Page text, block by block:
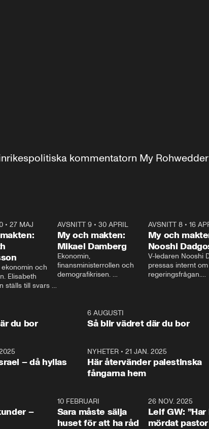
kommentatorn My
•27 MAJ
ekonomin och
Elisabeth
ställs till svars
AVSNITT 9• 30 APRIL
My och makten:
Mikael Damberg
Ekonomin,
finansministerrollen och
demografikrisen.
och Makten.
AVSNITT 8• 16
My och
Nooshi
V-ledaren Nooshi
pressas internt om
regeringsfrågan.
– Vi ställer upp i
vara med så sitter
1:06
du bor
6 AUGUSTI
Så blir vädret där du bor
– då hyllas
NYHETER •21 JAN. 2025
Här återvänder palestinska
fångarna hem
–
10 FEBRUARI
Sara måste sälja
huset för att ha råd
26 NOV. 2025
Leif GW: ”Har
mördat pastor